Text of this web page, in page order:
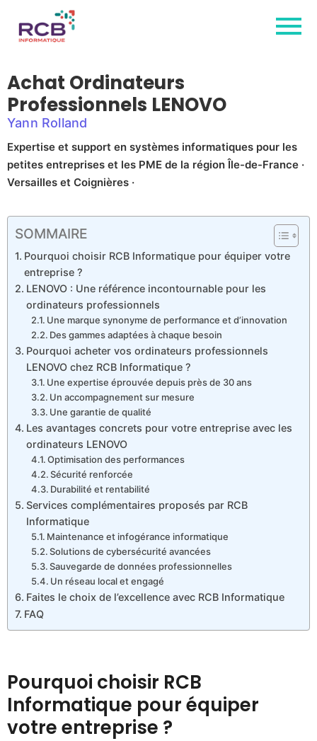
Achat Ordinateurs
Professionnels LENOVO
Yann Rolland
Expertise et support en systèmes informatiques pour les
petites entreprises et les PME de la région Île-de-France ·
Versailles et Coignières ·
SOMMAIRE
Pourquoi choisir RCB Informatique pour équiper votre
entreprise ?
LENOVO : Une référence incontournable pour les
ordinateurs professionnels
Une marque synonyme de performance et d’innovation
Des gammes adaptées à chaque besoin
Pourquoi acheter vos ordinateurs professionnels
LENOVO chez RCB Informatique ?
Une expertise éprouvée depuis près de 30 ans
Un accompagnement sur mesure
Une garantie de qualité
Les avantages concrets pour votre entreprise avec les
ordinateurs LENOVO
Optimisation des performances
Sécurité renforcée
Durabilité et rentabilité
Services complémentaires proposés par RCB
Informatique
Maintenance et infogérance informatique
Solutions de cybersécurité avancées
Sauvegarde de données professionnelles
Un réseau local et engagé
Faites le choix de l’excellence avec RCB Informatique
FAQ
Pourquoi choisir RCB
Informatique pour équiper
votre entreprise ?